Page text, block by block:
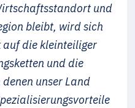
und
bleibt, wird sich
die kleinteiliger
und die
unser Land